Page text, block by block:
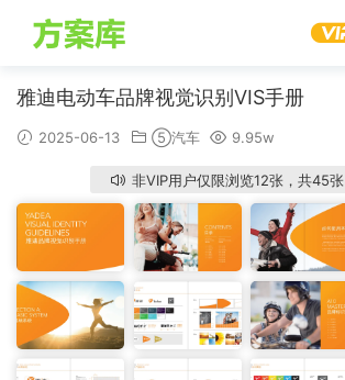
雅迪电动车品牌视觉识别VIS手册
2025-06-13 ⑤汽车 9.95w
非VIP用户仅限浏览12张，共45张